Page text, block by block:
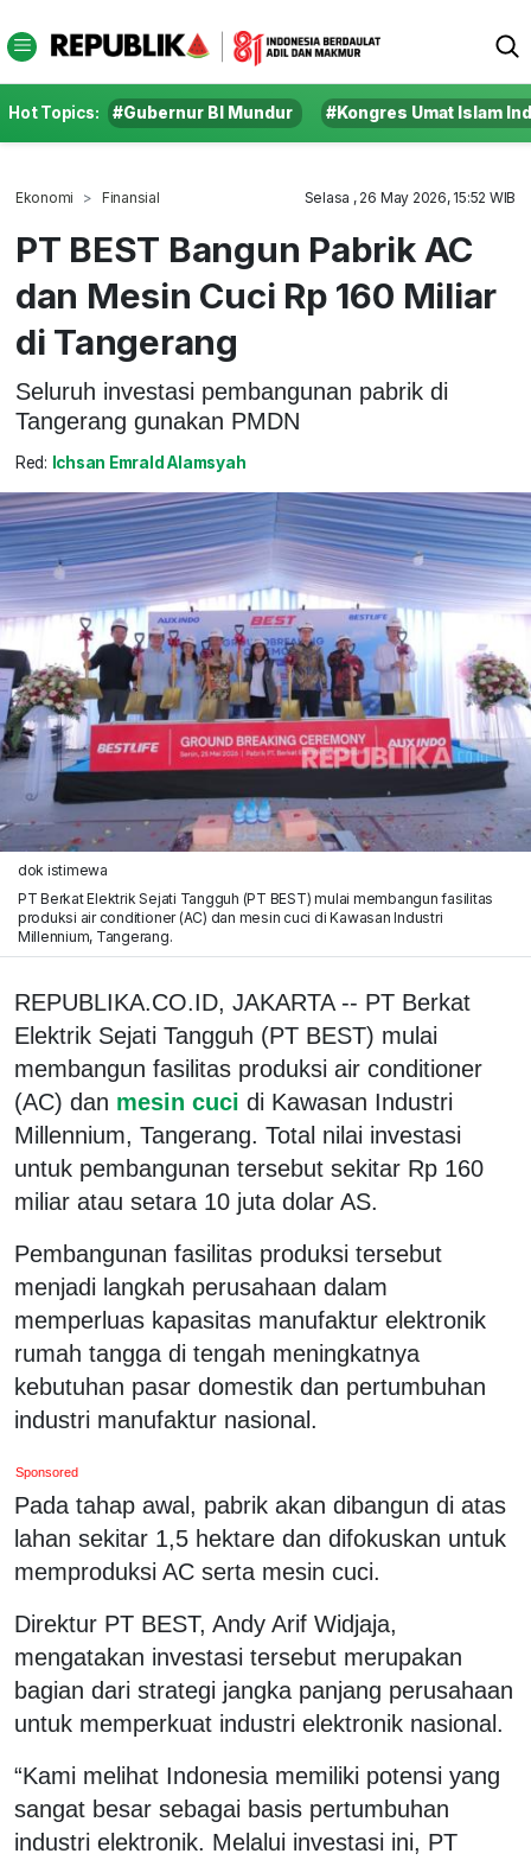
Hot Topics: #Gubernur BI Mundur #Kongres Umat Islam
Ekonomi Finansial Selasa , 26 May 2026, 15:52 WIB
PT BEST Bangun Pabrik AC
dan Mesin Cuci Rp 160 Miliar
di Tangerang
Seluruh investasi pembangunan pabrik di
Tangerang gunakan PMDN
Red: Ichsan Emrald Alamsyah
dok istimewa
PT Berkat Elektrik Sejati Tangguh (PT BEST) mulai membangun fasilitas
produksi air conditioner (AC) dan mesin cuci di Kawasan Industri
Millennium, Tangerang.
REPUBLIKA.CO.ID, JAKARTA -- PT Berkat
Elektrik Sejati Tangguh (PT BEST) mulai
membangun fasilitas produksi air conditioner
(AC) dan mesin cuci di Kawasan Industri
Millennium, Tangerang. Total nilai investasi
untuk pembangunan tersebut sekitar Rp 160
miliar atau setara 10 juta dolar AS.
Pembangunan fasilitas produksi tersebut
menjadi langkah perusahaan dalam
memperluas kapasitas manufaktur elektronik
rumah tangga di tengah meningkatnya
kebutuhan pasar domestik dan pertumbuhan
industri manufaktur nasional.
Sponsored
Pada tahap awal, pabrik akan dibangun di atas
lahan sekitar 1,5 hektare dan difokuskan untuk
memproduksi AC serta mesin cuci.
Direktur PT BEST, Andy Arif Widjaja,
mengatakan investasi tersebut merupakan
bagian dari strategi jangka panjang perusahaan
untuk memperkuat industri elektronik nasional.
“Kami melihat Indonesia memiliki potensi yang
sangat besar sebagai basis pertumbuhan
industri elektronik. Melalui investasi ini, PT